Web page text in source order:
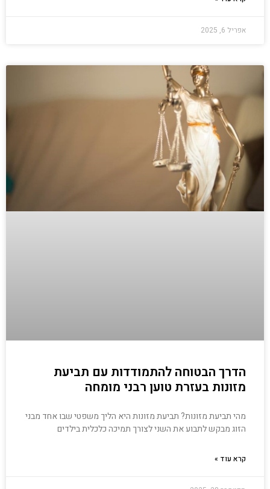
אפריל 6, 2025
הדרך הבטוחה להתמודדות עם תביעת
מזונות בעזרת טוען רבני מומחה
מהי תביעת מזונות? תביעת מזונות היא הליך משפטי שבו אחד מבני
הזוג מבקש לתבוע את השני לצורך תמיכה כלכלית בילדים
קרא עוד »